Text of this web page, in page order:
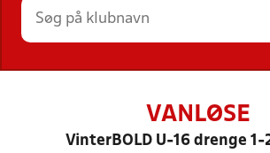
VANLØSE
VinterBOLD U-16 drenge 1-